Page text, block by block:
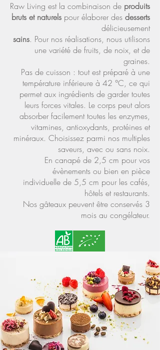
Raw Living est la combinaison de produits
bruts et naturels pour élaborer des desserts
délicieusement
sains. Pour nos réalisations, nous utilisons
une variété de fruits, de noix, et de
graines.
Pas de cuisson : tout est préparé à une
température inférieure à 42 °C, ce qui
permet aux ingrédients de garder toutes
leurs forces vitales. Le corps peut alors
absorber facilement toutes les enzymes,
vitamines, antioxydants, protéines et
minéraux. Choisissez parmi nos multiples
saveurs, avec ou sans noix.
En canapé de 2,5 cm pour vos
évènements ou bien en pièce
individuelle de 5,5 cm pour les cafés,
hôtels et restaurants.
Nos gâteaux peuvent être conservés 3
mois au congélateur.